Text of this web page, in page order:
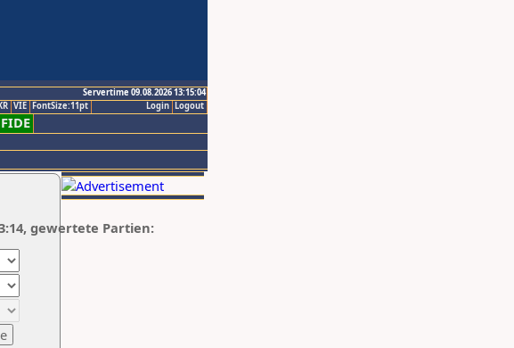
Servertime 09.08.2026 13:15:04
Logout
Login
VIE FontSize:11pt
FIDE
gewertete Partien: